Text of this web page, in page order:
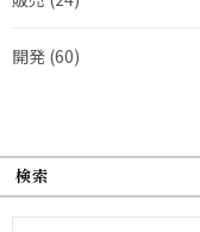
開発 (60)
検索